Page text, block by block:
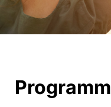
Programm